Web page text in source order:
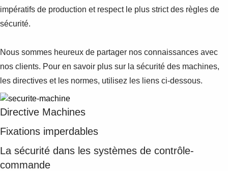
impératifs de production et respect le plus strict des règles de
sécurité.
Nous sommes heureux de partager nos connaissances avec
nos clients. Pour en savoir plus sur la sécurité des machines,
les directives et les normes, utilisez les liens ci-dessous.
Directive Machines
Fixations imperdables
La sécurité dans les systèmes de contrôle-
commande